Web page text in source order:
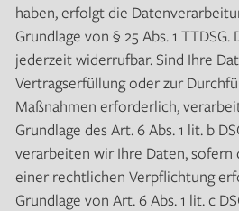
haben, erfolgt die
Grundlage von § 25 Abs. 1
jederzeit widerrufbar. Sind Ihre
Vertragserfüllung oder zur
Maßnahmen erforderlich,
Grundlage des Art. 6 Abs. 1 lit. b
verarbeiten wir Ihre Daten, sofern
einer rechtlichen Verpflichtung
Grundlage von Art. 6 Abs. 1 lit. c